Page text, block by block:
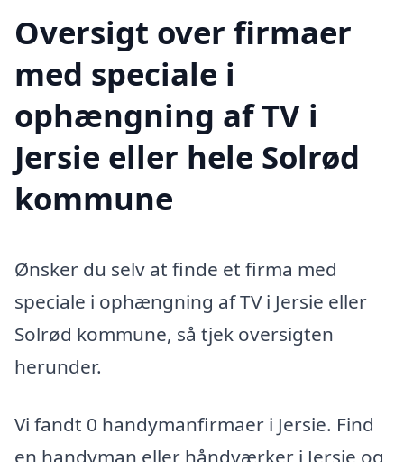
Oversigt over firmaer
med speciale i
ophængning af TV i
Jersie eller hele Solrød
kommune
Ønsker du selv at finde et firma med
speciale i ophængning af TV i Jersie eller
Solrød kommune, så tjek oversigten
herunder.
Vi fandt 0 handymanfirmaer i Jersie. Find
en handyman eller håndværker i Jersie og